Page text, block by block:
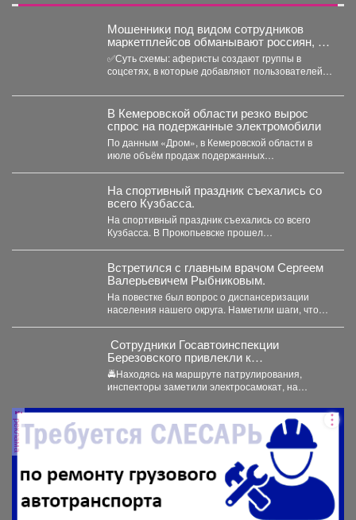
Мошенники под видом сотрудников
маркетплейсов обманывают россиян, у
которых скоро день рождения.
✅Суть схемы: аферисты создают группы в
соцсетях, в которые добавляют пользователей в
В Кемеровской области резко вырос
спрос на подержанные электромобили
По данным «Дром», в Кемеровской области в
июле объём продаж подержанных
На спортивный праздник съехались со
всего Кузбасса.
На спортивный праздник съехались со всего
Кузбасса. В Прокопьевске прошел
Встретился с главным врачом Сергеем
Валерьевичем Рыбниковым.
На повестке был вопрос о диспансеризации
населения нашего округа. Наметили шаги, чтобы
‍ Сотрудники Госавтоинспекции
Березовского привлекли к
ответственности водителя
электросамоката, который перевозил
ребенка
🚔Находясь на маршруте патрулирования,
инспекторы заметили электросамокат, на
мотошлемов....
реклама